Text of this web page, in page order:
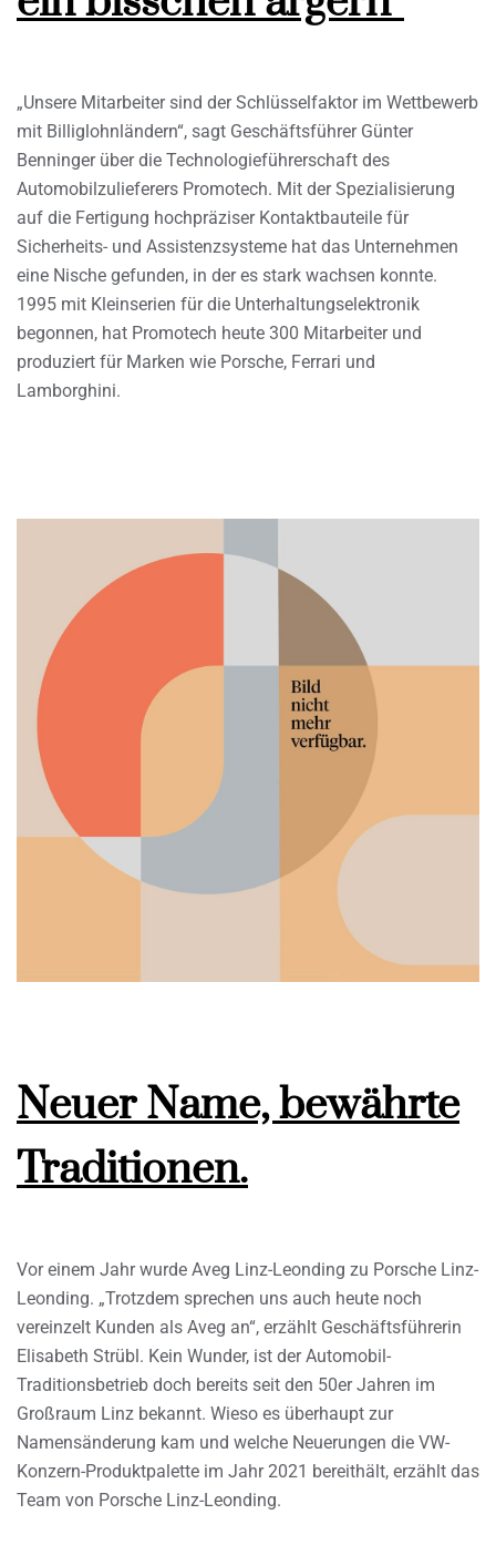
„Unsere Mitarbeiter sind der Schlüsselfaktor im Wettbewerb
mit Billiglohnländern“, sagt Geschäftsführer Günter
Benninger über die Technologieführerschaft des
Automobilzulieferers Promotech. Mit der Spezialisierung
auf die Fertigung hochpräziser Kontaktbauteile für
Sicherheits- und Assistenzsysteme hat das Unternehmen
eine Nische gefunden, in der es stark wachsen konnte.
1995 mit Kleinserien für die Unterhaltungselektronik
begonnen, hat Promotech heute 300 Mitarbeiter und
produziert für Marken wie Porsche, Ferrari und
Lamborghini.
Neuer Name, bewährte
Traditionen.
Vor einem Jahr wurde Aveg Linz-Leonding zu Porsche Linz-
Leonding. „Trotzdem sprechen uns auch heute noch
vereinzelt Kunden als Aveg an“, erzählt Geschäftsführerin
Elisabeth Strübl. Kein Wunder, ist der Automobil-
Traditionsbetrieb doch bereits seit den 50er Jahren im
Großraum Linz bekannt. Wieso es überhaupt zur
Namensänderung kam und welche Neuerungen die VW-
Konzern-Produktpalette im Jahr 2021 bereithält, erzählt das
Team von Porsche Linz-Leonding.